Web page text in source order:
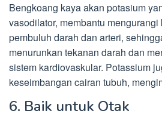
Bengkoang kaya akan potasium
vasodilator, membantu
pembuluh darah dan arteri,
menurunkan tekanan darah dan
sistem kardiovaskular. Potassium
keseimbangan cairan tubuh,
6. Baik untuk Otak